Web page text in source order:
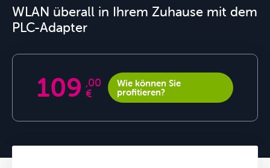
Angebote
& Pakete
WLAN überall in Ihrem Zuhause mit dem
PLC-Adapter
109 ,00
€
Wie können Sie
profitieren?